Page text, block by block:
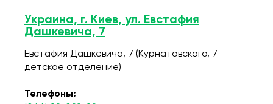
Украина, г. Киев, ул. Евстафия
Дашкевича, 7
Евстафия Дашкевича, 7 (Курнатовского, 7
детское отделение)
Телефоны: